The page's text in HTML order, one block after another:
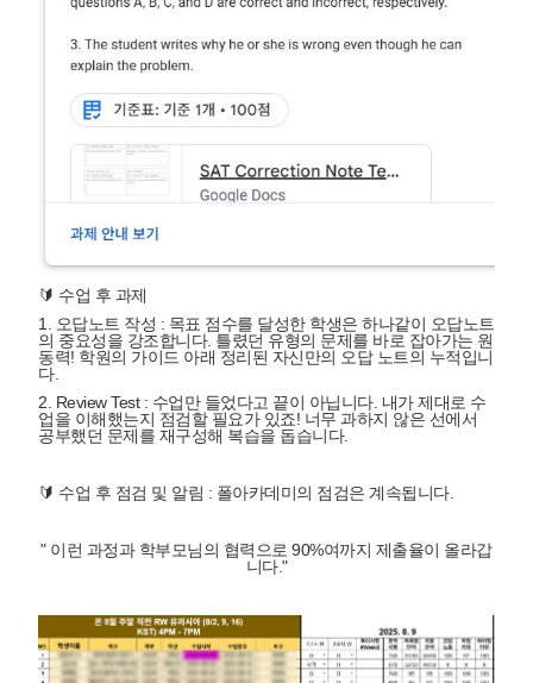
🔰 수업 후 과제
1. 오답노트 작성 : 목표 점수를 달성한 학생은 하나같이 오답노트
의 중요성을 강조합니다. 틀렸던 유형의 문제를 바로 잡아가는 원
동력! 학원의 가이드 아래 정리된 자신만의 오답 노트의 누적입니
다.
2. Review Test: 수업만 들었다고 끝이 아닙니다. 내가 제대로 수
업을 이해했는지 점검할 필요가 있죠! 너무 과하지 않은 선에서
공부했던 문제를 재구성해 복습을 돕습니다.
🔰 수업 후 점검 및 알림 : 폴아카데미의 점검은 계속됩니다.
" 이런 과정과 학부모님의 협력으로90%여까지 제출율이 올라갑
니다."
복사